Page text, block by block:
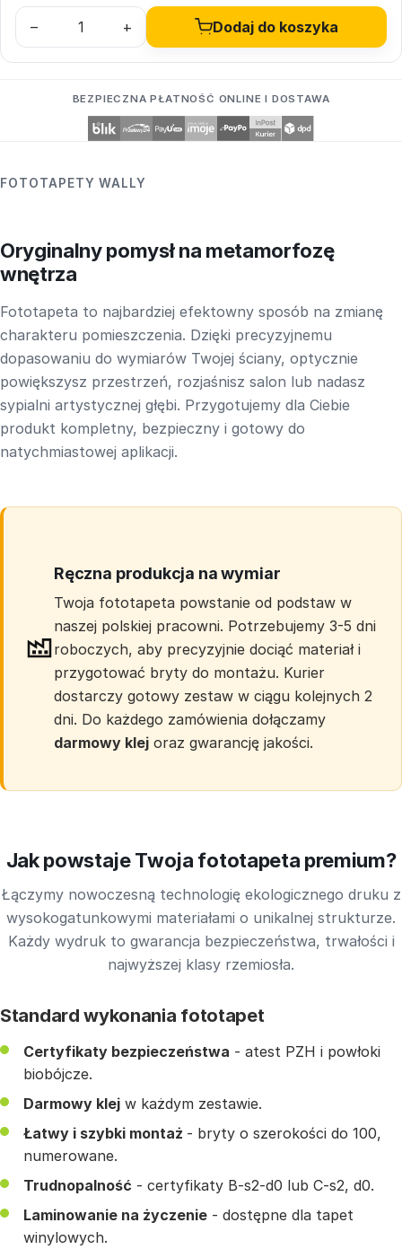
– + Dodaj do koszyka
BEZPIECZNA PŁATNOŚĆ ONLINE I DOSTAWA
FOTOTAPETY WALLY
Oryginalny pomysł na metamorfozę
wnętrza
Fototapeta to najbardziej efektowny sposób na zmianę
charakteru pomieszczenia. Dzięki precyzyjnemu
dopasowaniu do wymiarów Twojej ściany, optycznie
powiększysz przestrzeń, rozjaśnisz salon lub nadasz
sypialni artystycznej głębi. Przygotujemy dla Ciebie
produkt kompletny, bezpieczny i gotowy do
natychmiastowej aplikacji.
Ręczna produkcja na wymiar
Twoja fototapeta powstanie od podstaw w
naszej polskiej pracowni. Potrzebujemy 3-5 dni
roboczych, aby precyzyjnie dociąć materiał i
przygotować bryty do montażu. Kurier
dostarczy gotowy zestaw w ciągu kolejnych 2
dni. Do każdego zamówienia dołączamy
darmowy klej oraz gwarancję jakości.
Jak powstaje Twoja fototapeta premium?
Łączymy nowoczesną technologię ekologicznego druku z
wysokogatunkowymi materiałami o unikalnej strukturze.
Każdy wydruk to gwarancja bezpieczeństwa, trwałości i
najwyższej klasy rzemiosła.
Standard wykonania fototapet
Certyfikaty bezpieczeństwa - atest PZH i powłoki
biobójcze.
Darmowy klej w każdym zestawie.
Łatwy i szybki montaż - bryty o szerokości do 100,
numerowane.
Trudnopalność - certyfikaty B-s2-d0 lub C-s2, d0.
Laminowanie na życzenie - dostępne dla tapet
winylowych.